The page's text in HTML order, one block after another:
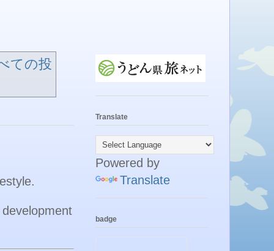
ての投
Translate
Powered by
Translate
badge